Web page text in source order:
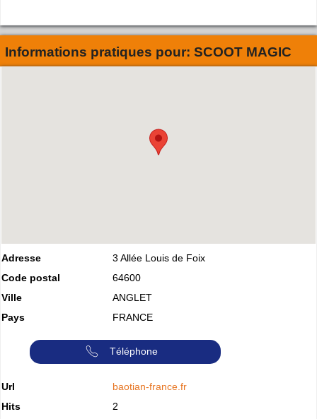
Informations pratiques pour: SCOOT MAGIC
Adresse
3 Allée Louis de Foix
Code postal
64600
Ville
ANGLET
Pays
FRANCE
Téléphone
Url
baotian-france.fr
Hits
2